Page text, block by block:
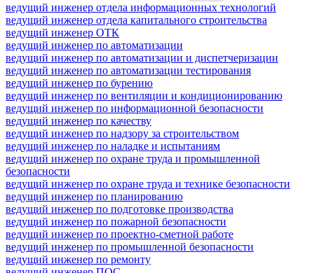
ведущий инженер отдела информационных технологий
ведущий инженер отдела капитального строительства
ведущий инженер ОТК
ведущий инженер по автоматизации
ведущий инженер по автоматизации и диспетчеризации
ведущий инженер по автоматизации тестирования
ведущий инженер по бурению
ведущий инженер по вентиляции и кондиционированию
ведущий инженер по информационной безопасности
ведущий инженер по качеству
ведущий инженер по надзору за строительством
ведущий инженер по наладке и испытаниям
ведущий инженер по охране труда и промышленной
безопасности
ведущий инженер по охране труда и технике безопасности
ведущий инженер по планированию
ведущий инженер по подготовке производства
ведущий инженер по пожарной безопасности
ведущий инженер по проектно-сметной работе
ведущий инженер по промышленной безопасности
ведущий инженер по ремонту